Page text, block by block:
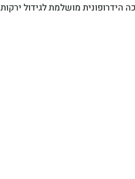
הידרופונית מושלמת לגידול ירקות